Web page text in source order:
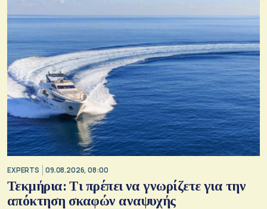
EXPERTS 09.08.2026, 08:00
Τεκμήρια: Τι πρέπει να γνωρίζετε για την
απόκτηση σκαφών αναψυχής